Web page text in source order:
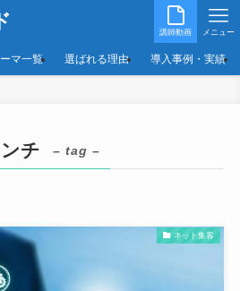
講師動画 メニュー
マ一覧 選ばれる理由 導入事例・実績
チ – tag –
ネット集客